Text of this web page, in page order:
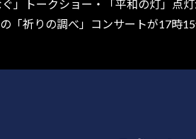
」トークショー・「平和の灯」点灯
「祈りの調べ」コンサートが17時